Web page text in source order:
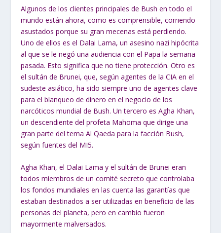
Algunos de los clientes principales de Bush en todo el
mundo están ahora, como es comprensible, corriendo
asustados porque su gran mecenas está perdiendo.
Uno de ellos es el Dalai Lama, un asesino nazi hipócrita
al que se le negó una audiencia con el Papa la semana
pasada. Esto significa que no tiene protección. Otro es
el sultán de Brunei, que, según agentes de la CIA en el
sudeste asiático, ha sido siempre uno de agentes clave
para el blanqueo de dinero en el negocio de los
narcóticos mundial de Bush. Un tercero es Agha Khan,
un descendiente del profeta Mahoma que dirige una
gran parte del tema Al Qaeda para la facción Bush,
según fuentes del MI5.
Agha Khan, el Dalai Lama y el sultán de Brunei eran
todos miembros de un comité secreto que controlaba
los fondos mundiales en las cuenta las garantías que
estaban destinados a ser utilizadas en beneficio de las
personas del planeta, pero en cambio fueron
mayormente malversados.